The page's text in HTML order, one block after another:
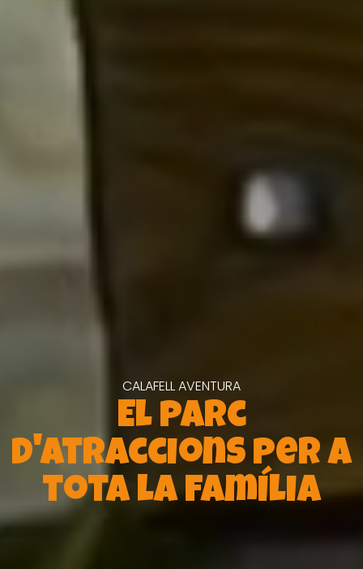
CALAFELL AVENTURA
El parc
d'atraccions per a
tota la família